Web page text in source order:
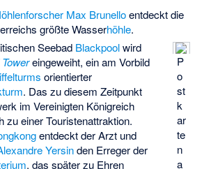
Max Brunelloentdeckt die
größte Wasserhöhle.
P
o
st
k
ar
te
n
a
Seebad Blackpoolwird
eingeweiht, ein am Vorbild
orientierter
. Das zu diesem Zeitpunkt
im Vereinigten Königreich
zu einer Touristenattraktion.
entdeckt der Arzt und
Yersinden Erreger der
, das später zu Ehren